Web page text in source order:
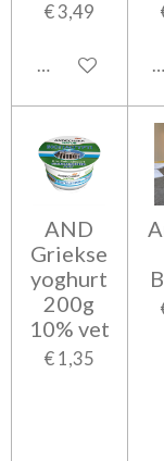
€ 3,49
In winkelwagen
AND
Griekse
yoghurt
200g
10% vet
€ 1,35